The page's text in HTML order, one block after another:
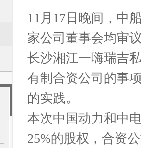
11月17日晚间，中
家公司董事会均审
长沙湘江一嗨瑞吉
有制合资公司的事
的实践。
本次中国动力和中
25%的股权，合资